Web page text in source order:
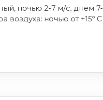
ночью 2-7 м/с, днем 7-
воздуха: ночью от +15º C